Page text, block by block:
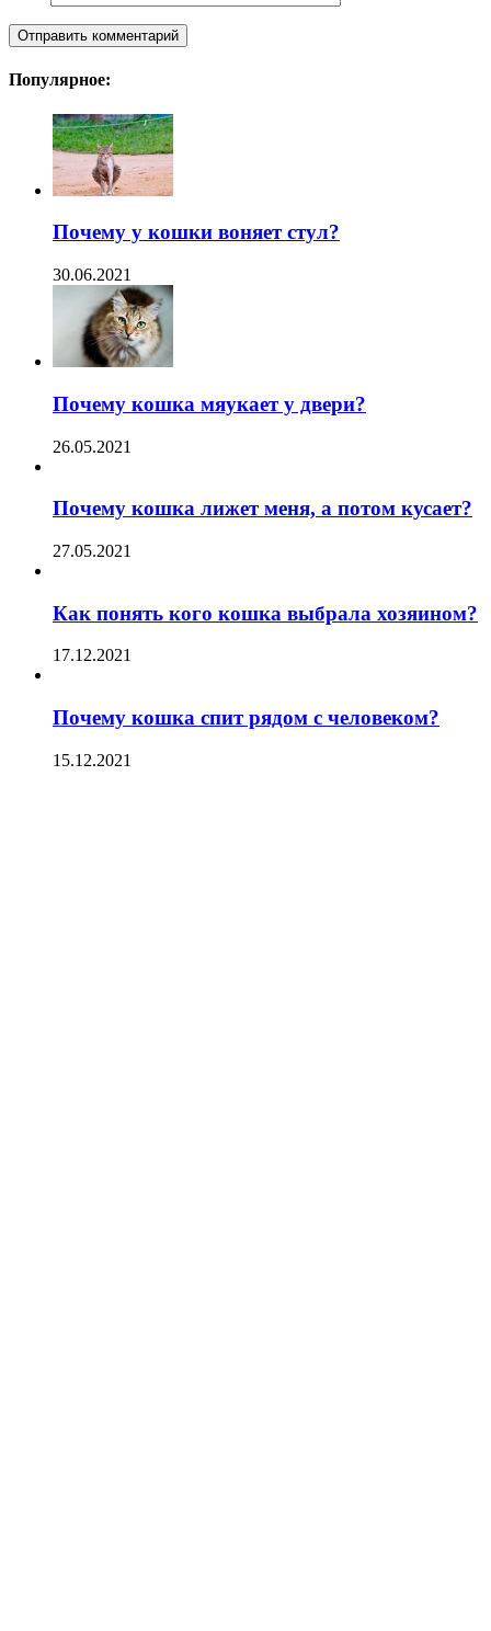
Популярное:
Почему у кошки воняет стул?
30.06.2021
Почему кошка мяукает у двери?
26.05.2021
Почему кошка лижет меня, а потом кусает?
27.05.2021
Как понять кого кошка выбрала хозяином?
17.12.2021
Почему кошка спит рядом с человеком?
15.12.2021